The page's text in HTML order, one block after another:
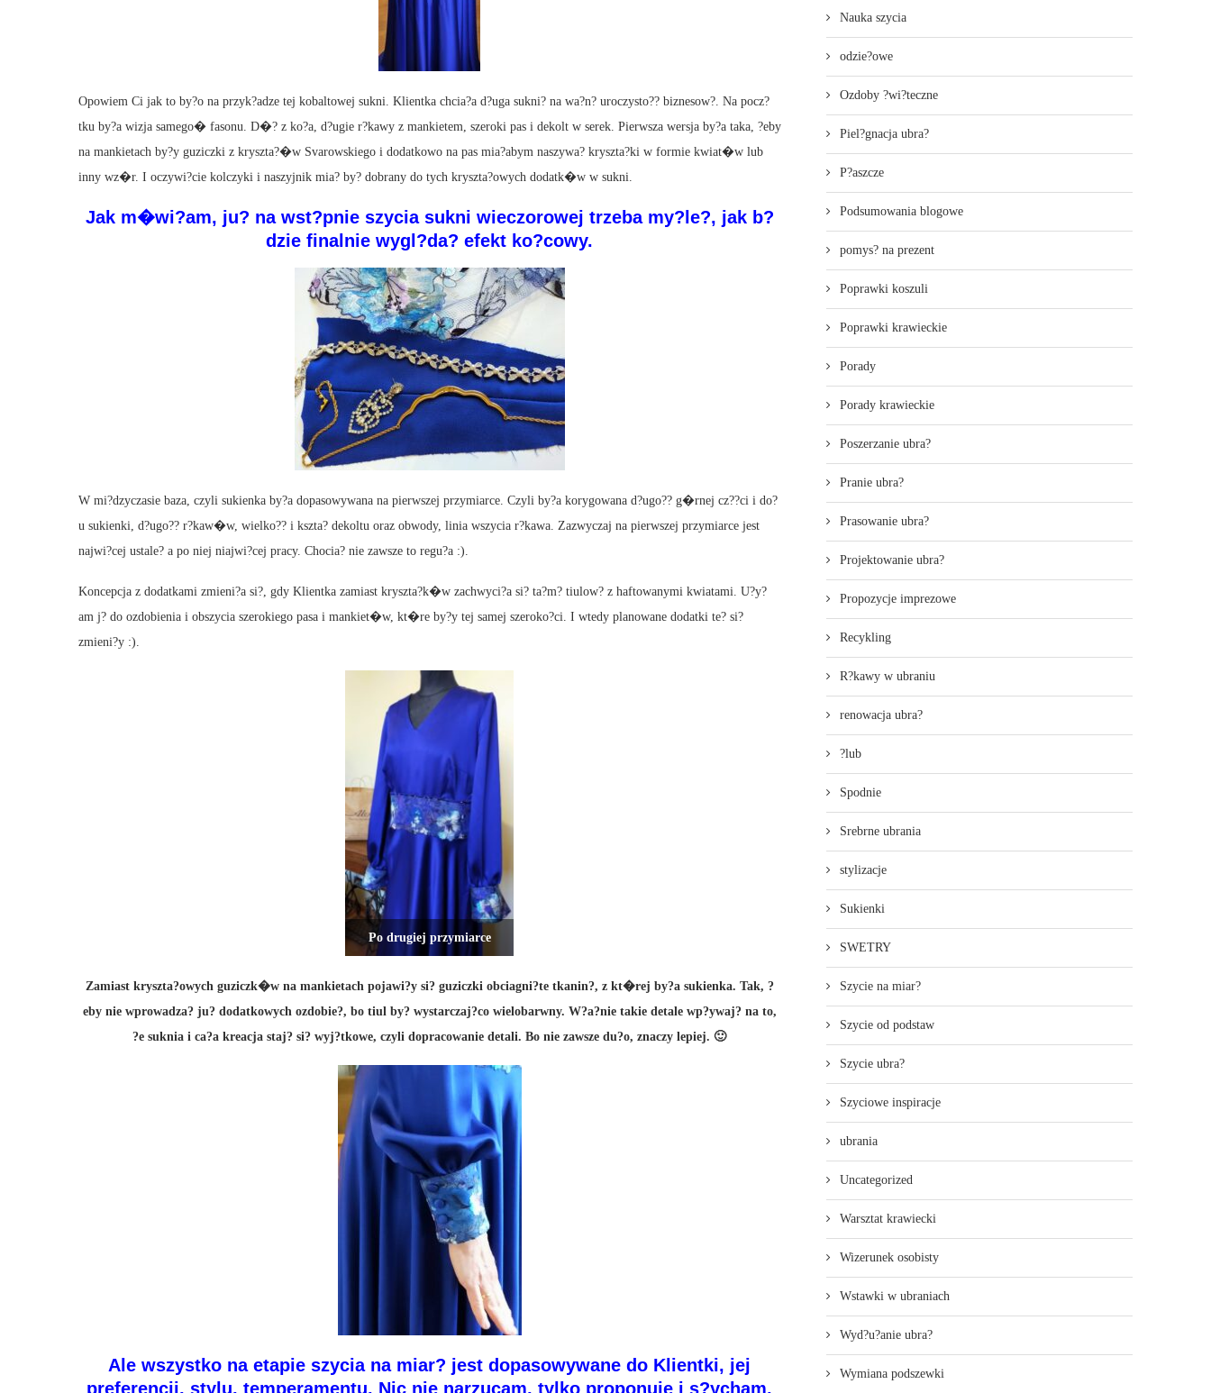
Opowiem Ci jak to by?o na przyk?adze tej kobaltowej sukni. Klientka chcia?a d?uga sukni? na wa?n? uroczysto?? biznesow?. Na pocz?
tku by?a wizja samego� fasonu. D�? z ko?a, d?ugie r?kawy z mankietem, szeroki pas i dekolt w serek. Pierwsza wersja by?a taka, ?eby
na mankietach by?y guziczki z kryszta?�w Svarowskiego i dodatkowo na pas mia?abym naszywa? kryszta?ki w formie kwiat�w lub
inny wz�r. I oczywi?cie kolczyki i naszyjnik mia? by? dobrany do tych kryszta?owych dodatk�w w sukni.
Jak m�wi?am, ju? na wst?pnie szycia sukni wieczorowej trzeba my?le?, jak b?
dzie finalnie wygl?da? efekt ko?cowy.
W mi?dzyczasie baza, czyli sukienka by?a dopasowywana na pierwszej przymiarce. Czyli by?a korygowana d?ugo?? g�rnej cz??ci i do?
u sukienki, d?ugo?? r?kaw�w, wielko?? i kszta? dekoltu oraz obwody, linia wszycia r?kawa. Zazwyczaj na pierwszej przymiarce jest
najwi?cej ustale? a po niej niajwi?cej pracy. Chocia? nie zawsze to regu?a :).
Koncepcja z dodatkami zmieni?a si?, gdy Klientka zamiast kryszta?k�w zachwyci?a si? ta?m? tiulow? z haftowanymi kwiatami. U?y?
am j? do ozdobienia i obszycia szerokiego pasa i mankiet�w, kt�re by?y tej samej szeroko?ci. I wtedy planowane dodatki te? si?
zmieni?y :).
Po drugiej przymiarce
Zamiast kryszta?owych guziczk�w na mankietach pojawi?y si? guziczki obciagni?te tkanin?, z kt�rej by?a sukienka. Tak, ?
eby nie wprowadza? ju? dodatkowych ozdobie?, bo tiul by? wystarczaj?co wielobarwny. W?a?nie takie detale wp?ywaj? na to,
?e suknia i ca?a kreacja staj? si? wyj?tkowe, czyli dopracowanie detali. Bo nie zawsze du?o, znaczy lepiej. 🙂
Ale wszystko na etapie szycia na miar? jest dopasowywane do Klientki, jej
preferencji, stylu, temperamentu. Nic nie narzucam, tylko proponuje i s?ycham,
Nauka szycia
odzie?owe
Ozdoby ?wi?teczne
Piel?gnacja ubra?
P?aszcze
Podsumowania blogowe
pomys? na prezent
Poprawki koszuli
Poprawki krawieckie
Porady
Porady krawieckie
Poszerzanie ubra?
Pranie ubra?
Prasowanie ubra?
Projektowanie ubra?
Propozycje imprezowe
Recykling
R?kawy w ubraniu
renowacja ubra?
?lub
Spodnie
Srebrne ubrania
stylizacje
Sukienki
SWETRY
Szycie na miar?
Szycie od podstaw
Szycie ubra?
Szyciowe inspiracje
ubrania
Uncategorized
Warsztat krawiecki
Wizerunek osobisty
Wstawki w ubraniach
Wyd?u?anie ubra?
Wymiana podszewki